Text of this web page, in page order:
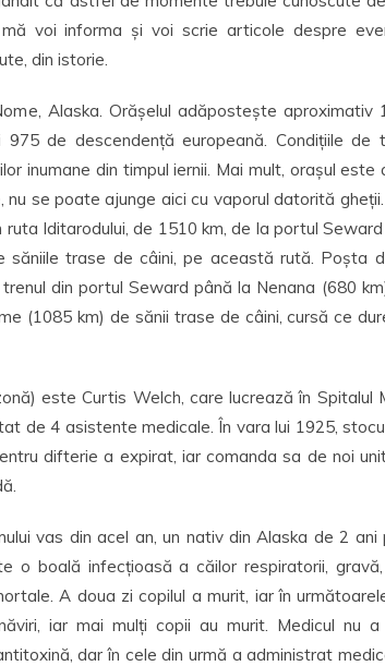
voi informa și voi scrie articole despre
din istorie.
Alaska. Orășelul adăpostește aproximativ
de descendență europeană. Condițiile de
inumane din timpul iernii. Mai mult, orașul este
nu se poate ajunge aici cu vaporul datorită
Iditarodului, de 1510 km, de la portul Seward
săniile trase de câini, pe această rută. Poșta
din portul Seward până la Nenana (680
(1085 km) de sănii trase de câini, cursă ce
este Curtis Welch, care lucrează în Spitalul
de 4 asistente medicale. În vara lui 1925,
difterie a expirat, iar comanda sa de noi
vas din acel an, un nativ din Alaska de 2 ani
o boală infecțioasă a căilor respiratorii,
A doua zi copilul a murit, iar în
iar mai mulți copii au murit. Medicul nu
dar în cele din urmă a administrat